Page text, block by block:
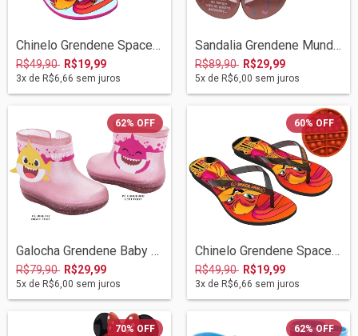
Chinelo Grendene Space Jam 09/2021 22756...
R$49,90 R$19,99
3x de R$6,66 sem juros
Sandalia Grendene Mundo Bita 08/2021 225...
R$89,90 R$29,99
5x de R$6,00 sem juros
62% OFF
Galocha Grendene Baby Shark 03/2021 2253...
R$79,90 R$29,99
5x de R$6,00 sem juros
60% OFF
Chinelo Grendene Space Jam 09/2021 22756...
R$49,90 R$19,99
3x de R$6,66 sem juros
70%OFF 62%OFF